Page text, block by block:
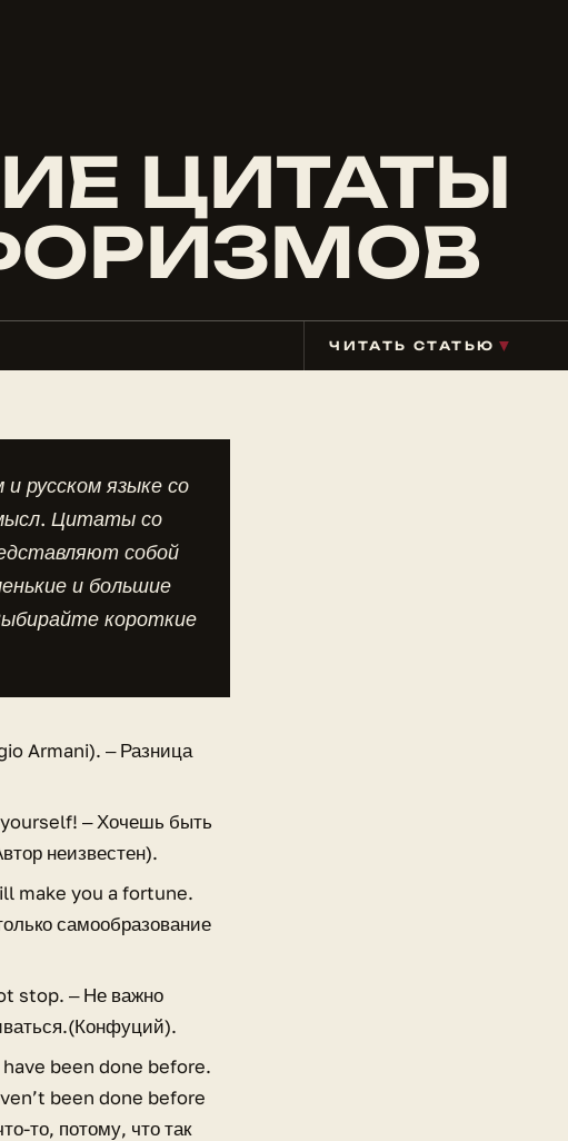
ЦИТАТЫ
ЧИТАТЬ СТАТЬЮ ▼
русском языке со
Цитаты со
собой
и большие
короткие
Armani). ‒ Разница
‒ Хочешь быть
неизвестен).
make you a fortune.
самообразование
stop. ‒ Не важно
been done before.
been done before
то, потому, что так